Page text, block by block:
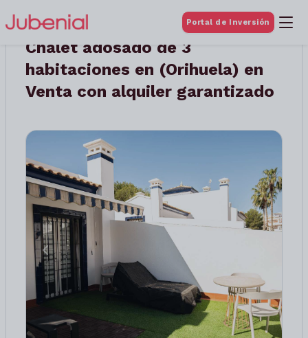
Portal de Inversión
Chalet adosado de 3
habitaciones en (Orihuela) en
Venta con alquiler garantizado
Anterior